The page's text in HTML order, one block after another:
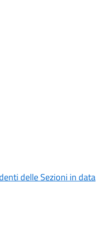
delle Sezioni in data